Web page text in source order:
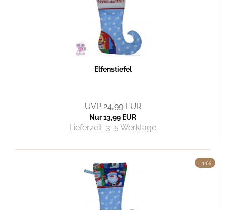
Elfenstiefel
UVP 24,99 EUR
Nur 13,99 EUR
Lieferzeit: 3-5 Werktage
-44%